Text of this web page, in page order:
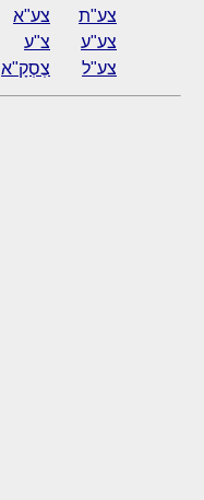
צע"ת
צע"א
צע"ע
צ"ע
צע"ל
צֶסְקָ"א